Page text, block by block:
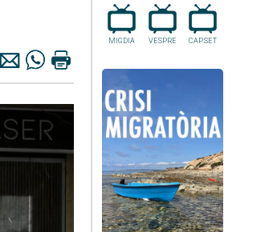
MIGDIA VESPRE CAP.SET